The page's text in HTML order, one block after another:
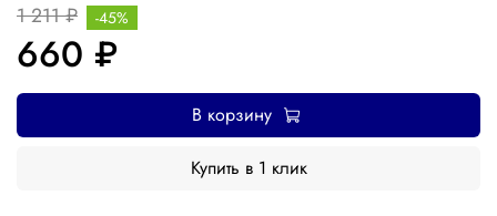
1 211 ₽
660 ₽
-45%
В корзину
Купить в 1 клик